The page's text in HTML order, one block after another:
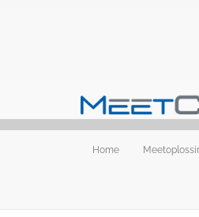
Home